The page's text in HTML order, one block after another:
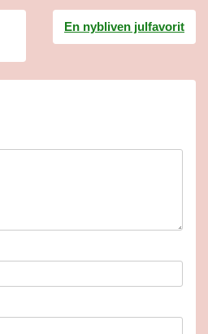
En nybliven julfavorit